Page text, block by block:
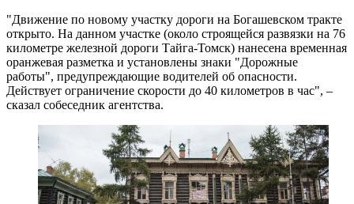
"Движение по новому участку дороги на Богашевском тракте
открыто. На данном участке (около строящейся развязки на 76
километре железной дороги Тайга-Томск) нанесена временная
оранжевая разметка и установлены знаки "Дорожные
работы", предупреждающие водителей об опасности.
Действует ограничение скорости до 40 километров в час", –
сказал собеседник агентства.